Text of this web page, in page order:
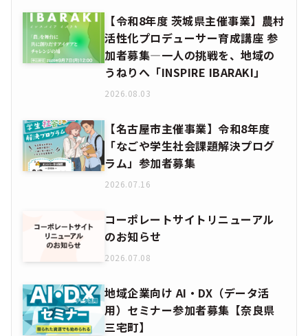
【令和8年度 茨城県主催事業】農村
活性化プロデューサー育成講座 参
加者募集―一人の挑戦を、地域の
うねりへ「INSPIRE IBARAKI」
2026.08.03
【名古屋市主催事業】令和8年度
「なごや学生社会課題解決プログ
ラム」参加者募集
2026.07.16
コーポレートサイトリニューアル
のお知らせ
2026.07.08
地域企業向け AI・DX（データ活
用）セミナー参加者募集【奈良県
三宅町】